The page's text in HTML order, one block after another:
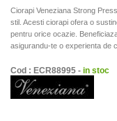
Ciorapi Veneziana Strong
stil. Acesti ciorapi ofera o
pentru orice ocazie.
asigurandu-te o experienta de
Cod : ECR88995 - in stoc